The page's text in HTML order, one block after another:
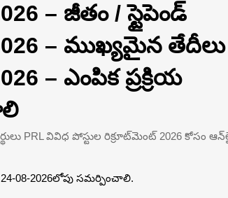
– జీతం / స్టైపెండ్
– ముఖ్యమైన తేదీలు
– ఎంపిక ప్రక్రియ
PRL వివిధ పోస్టుల రిక్రూట్‌మెంట్ 2026 కోసం
08-2026లోపు సమర్పించాలి.